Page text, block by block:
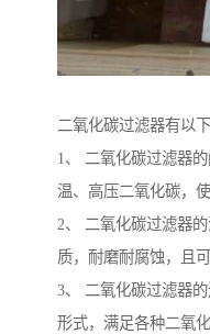
二氧化碳过滤器有以下
1、 二氧化碳过滤器
温、高压二氧化碳，使
2、 二氧化碳过滤器
质，耐磨耐腐蚀，且
3、 二氧化碳过滤器
形式，满足各种二氧